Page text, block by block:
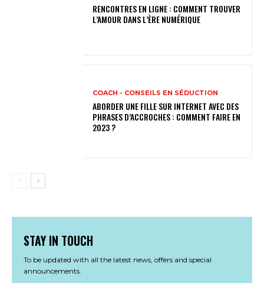
RENCONTRES EN LIGNE : COMMENT TROUVER
L’AMOUR DANS L’ÈRE NUMÉRIQUE
COACH - CONSEILS EN SÉDUCTION
ABORDER UNE FILLE SUR INTERNET AVEC DES
PHRASES D’ACCROCHES : COMMENT FAIRE EN
2023 ?
STAY IN TOUCH
To be updated with all the latest news, offers and special
announcements.